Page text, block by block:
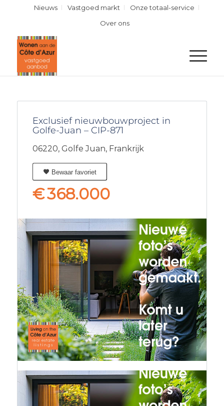
Nieuws Vastgoed markt
Onze totaal-service
Over ons
Exclusief nieuwbouwproject in
Golfe-Juan – CIP-871
06220, Golfe Juan, Frankrijk
Bewaar favoriet
€368.000